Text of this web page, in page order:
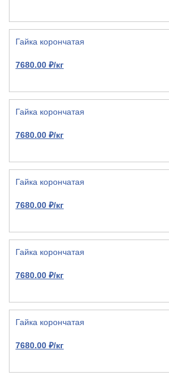
Гайка корончатая
7680.00 ₽/кг
Гайка корончатая
7680.00 ₽/кг
Гайка корончатая
7680.00 ₽/кг
Гайка корончатая
7680.00 ₽/кг
Гайка корончатая
7680.00 ₽/кг